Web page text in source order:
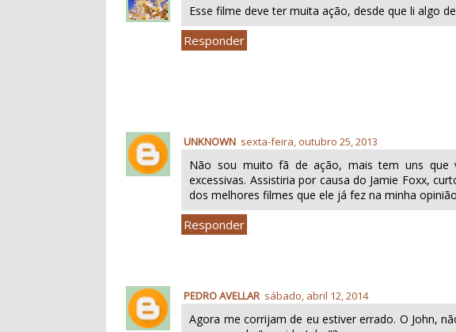
Esse filme deve ter muita ação, desde que li algo
Responder
UNKNOWN sexta-feira, outubro 25, 2013
Não sou muito fã de ação, mais tem uns que
excessivas. Assistiria por causa do Jamie Foxx,
dos melhores filmes que ele já fez na minha
Responder
PEDRO AVELLAR sábado, abril 12, 2014
Agora me corrijam de eu estiver errado. O John,